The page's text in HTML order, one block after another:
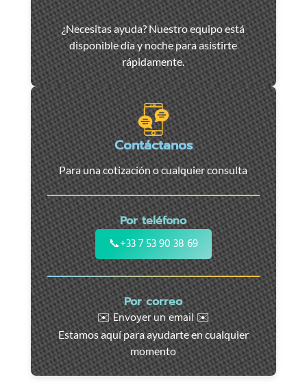
Asistencia
y
remolque
de
coches
en
Marsella
-
Servicio
24/7
para
coches,
motos
y
vehículos
utilitarios.
Intervención
rápida
en
toda
la
región
¿Necesitas ayuda? Nuestro equipo está
disponible día y noche para asistirte
rápidamente.
Contáctanos
Para una cotización o cualquier consulta
Por teléfono
📞+33 7 53 90 38 69
Por correo
✉️ Envoyer un email ✉️
Estamos aquí para ayudarte en cualquier
momento